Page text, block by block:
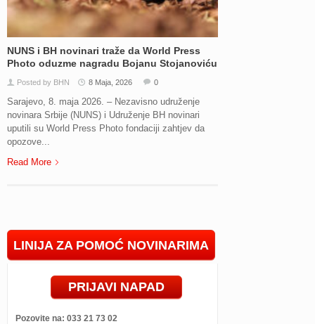
NUNS i BH novinari traže da World Press
Photo oduzme nagradu Bojanu Stojanoviću
Posted by BHN 8 Maja, 2026 0
Sarajevo, 8. maja 2026. – Nezavisno udruženje
novinara Srbije (NUNS) i Udruženje BH novinari
uputili su World Press Photo fondaciji zahtjev da
opozove...
Read More
LINIJA ZA POMOĆ NOVINARIMA
PRIJAVI NAPAD
Pozovite na: 033 21 73 02